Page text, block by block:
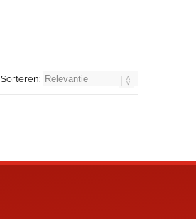
Sorteren: